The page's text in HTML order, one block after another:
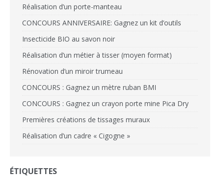
Réalisation d’un porte-manteau
CONCOURS ANNIVERSAIRE: Gagnez un kit d’outils
Insecticide BIO au savon noir
Réalisation d’un métier à tisser (moyen format)
Rénovation d’un miroir trumeau
CONCOURS : Gagnez un mètre ruban BMI
CONCOURS : Gagnez un crayon porte mine Pica Dry
Premières créations de tissages muraux
Réalisation d’un cadre « Cigogne »
ÉTIQUETTES